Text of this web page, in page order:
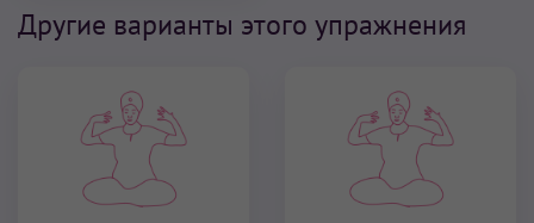
Другие варианты этого упражнения